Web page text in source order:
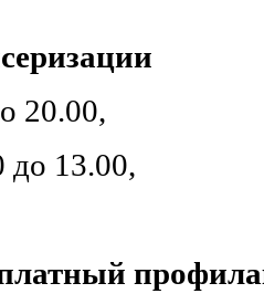
20.00,
до 13.00,